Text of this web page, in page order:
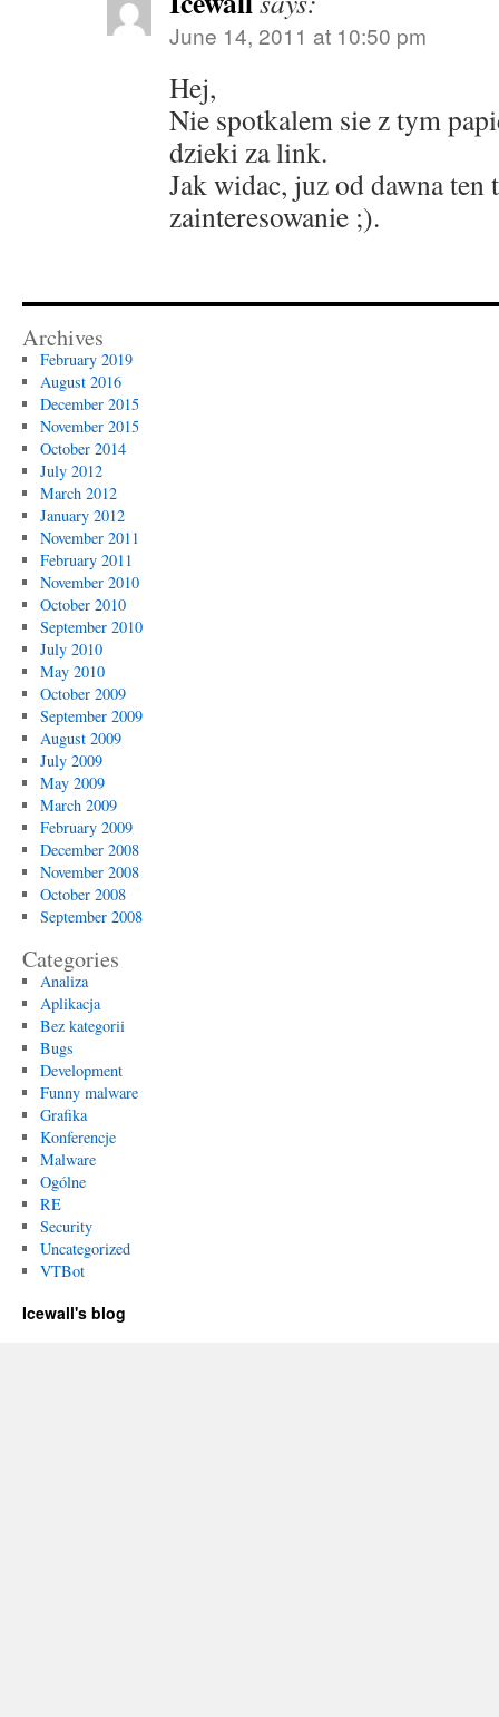
June 14, 2011 at 10:50 pm
Hej,
Nie spotkalem sie z tym
dzieki za link.
Jak widac, juz od dawna ten
zainteresowanie ;).
Archives
February 2019
August 2016
December 2015
November 2015
October 2014
July 2012
March 2012
January 2012
November 2011
February 2011
November 2010
October 2010
September 2010
July 2010
May 2010
October 2009
September 2009
August 2009
July 2009
May 2009
March 2009
February 2009
December 2008
November 2008
October 2008
September 2008
Categories
Analiza
Aplikacja
Bez kategorii
Bugs
Development
Funny malware
Grafika
Konferencje
Malware
Ogólne
RE
Security
Uncategorized
VTBot
Icewall's blog